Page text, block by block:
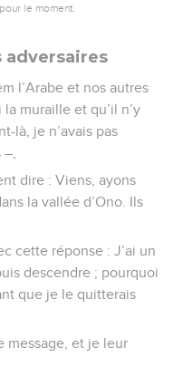
le moment.
adversaires
l’Arabe et nos autres
muraille et qu’il n’y
là, je n’avais pas
dire : Viens, ayons
la vallée d’Ono. Ils
cette réponse : J’ai un
descendre ; pourquoi
que je le quitterais
message, et je leur